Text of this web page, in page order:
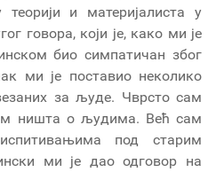
и материјалиста у
говора, који је, како ми је
био симпатичан због
ми је поставио неколико
за људе. Чврсто сам
ништа о људима. Већ сам
под старим
ми је дао одговор на